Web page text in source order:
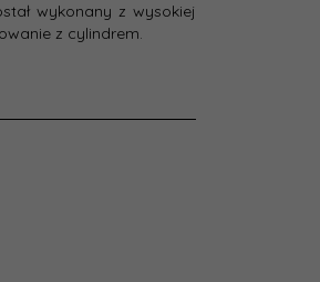
wykonany z wysokiej
z cylindrem.